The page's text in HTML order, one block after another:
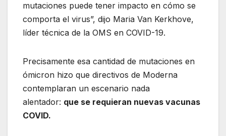
mutaciones puede tener impacto en cómo se
comporta el virus”, dijo Maria Van Kerkhove,
líder técnica de la OMS en COVID-19.
Precisamente esa cantidad de mutaciones en
ómicron hizo que directivos de Moderna
contemplaran un escenario nada
alentador: que se requieran nuevas vacunas
COVID.